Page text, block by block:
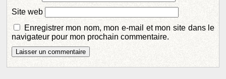
Site web
Enregistrer mon nom, mon e-mail et mon site dans le
navigateur pour mon prochain commentaire.